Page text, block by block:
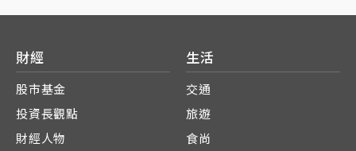
財經
股市基金
投資長觀點
財經人物
生活
交通
旅遊
食尚